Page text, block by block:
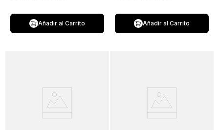
Añadir al Carrito Añadir al Carrito